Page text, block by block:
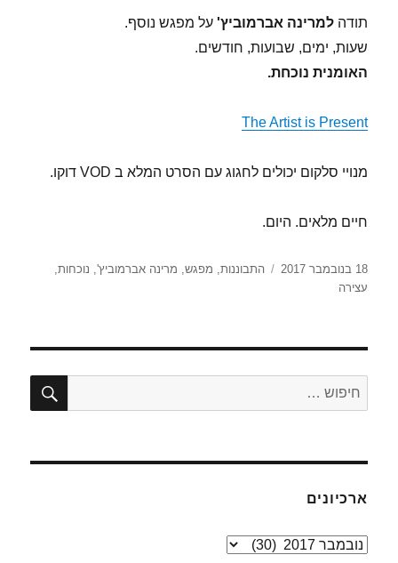
תודהלמרינה אברמוביץ' על מפגש נוסף.
שעות, ימים, שבועות, חודשים.
האומנית נוכחת.
The Artist is Present
מנויי סלקום יכולים לחגוג עם הסרט המלא ב VOD דוקו.
חיים מלאים. היום.
פורסם
בתאריך
18 בנובמבר 2017 תגיות
התבוננות, מפגש, מרינה אברמוביץ', נוכחות,
עצירה
חפש:
ארכיונים
ארכיונים